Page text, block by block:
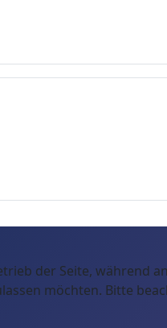
der Seite, während
möchten. Bitte